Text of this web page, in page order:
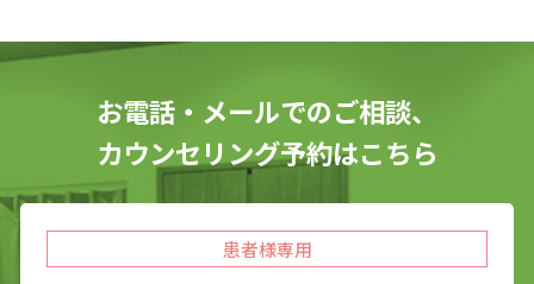
お電話・メールでのご相談、
カウンセリング予約はこちら
患者様専用